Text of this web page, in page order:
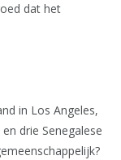
dat het
in Los Angeles,
drie Senegalese